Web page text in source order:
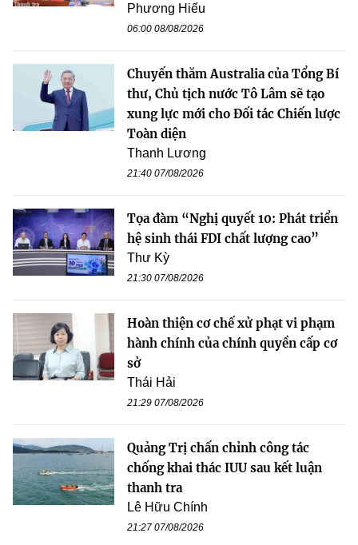
Phương Hiếu
06:00 08/08/2026
Chuyến thăm Australia của Tổng Bí
thư, Chủ tịch nước Tô Lâm sẽ tạo
xung lực mới cho Đối tác Chiến lược
Toàn diện
Thanh Lương
21:40 07/08/2026
Tọa đàm “Nghị quyết 10: Phát triển
hệ sinh thái FDI chất lượng cao”
Thư Kỳ
21:30 07/08/2026
Hoàn thiện cơ chế xử phạt vi phạm
hành chính của chính quyền cấp cơ
sở
Thái Hải
21:29 07/08/2026
Quảng Trị chấn chỉnh công tác
chống khai thác IUU sau kết luận
thanh tra
Lê Hữu Chính
21:27 07/08/2026